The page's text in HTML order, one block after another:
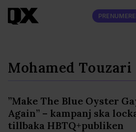
Mohamed Touzari
”Make The Blue Oyster
Again” – kampanj ska
tillbaka HBTQ+publiken